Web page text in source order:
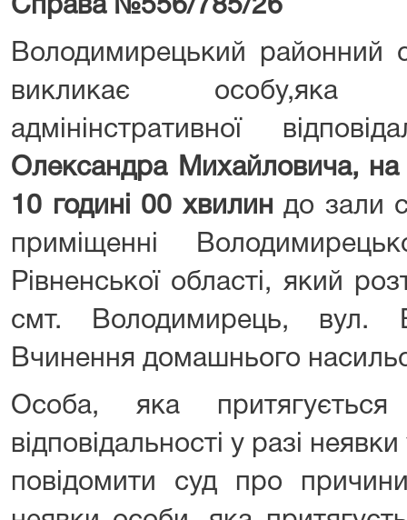
Справа №556/785/26
Володимирецький районний
викликає особу,яка
адмінінстративної
Олександра Михайловича,
10 годині 00 хвилин до зали
приміщенні
Рівненської області, який
смт. Володимирець, вул.
Вчинення домашнього
Особа, яка притягується
відповідальності у разі
повідомити суд про